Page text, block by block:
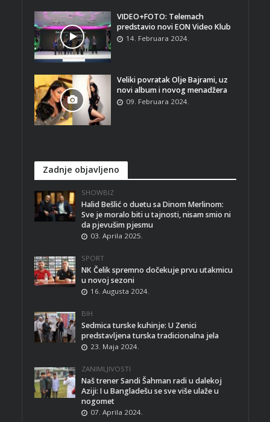
VIDEO+FOTO: Telemach
predstavio novi EON Video Klub
14. Februara 2024.
Veliki povratak Olje Bajrami, uz
novi album i novog menadžera
09. Februara 2024.
Zadnje objavljeno
SHOWBIZ
Halid Bešlić o duetu sa Dinom Merlinom:
Sve je moralo biti u tajnosti, nisam smio ni
da pjevušim pjesmu
03. Aprila 2025.
SPORT
NK Čelik spremno dočekuje prvu utakmicu
u novoj sezoni
16. Augusta 2024.
BIH
Sedmica turske kuhinje: U Zenici
predstavljena turska tradicionalna jela
23. Maja 2024.
ZANIMLJIVOSTI
Naš trener Sandi Šahman radi u dalekoj
Aziji: I u Bangladešu se sve više ulaže u
nogomet
07. Aprila 2024.